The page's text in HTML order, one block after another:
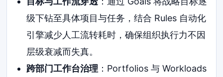
级下钻至具体项目与任务，结合 Rules 自动化
引擎减少人工流转耗时，确保组织执行力不因
层级衰减而失真。
跨部门工作台治理 ：Portfolios 与 Workloads